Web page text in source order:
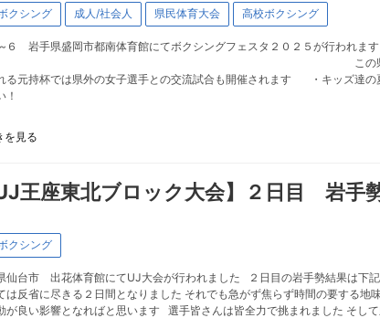
クシング 成人/社会人 県民体育大会 高校ボクシング
６ 岩手県盛岡市都南体育館にてボクシングフェスタ２０２５が行われま
県民大会では世代を全網羅した大会が
る元持杯では県外の女子選手との交流試合も開催されます ・キッズ達
！
を見る
UJ王座東北ブロック大会】２日目 岩手
クシング
仙台市 出花体育館にてUJ大会が行われました ２日目の岩手勢結果は
は反省に尽きる２日間となりました それでも急がず焦らず時間の要する
が良い影響となればと思います 選手皆さんは皆全力で挑まれました そ